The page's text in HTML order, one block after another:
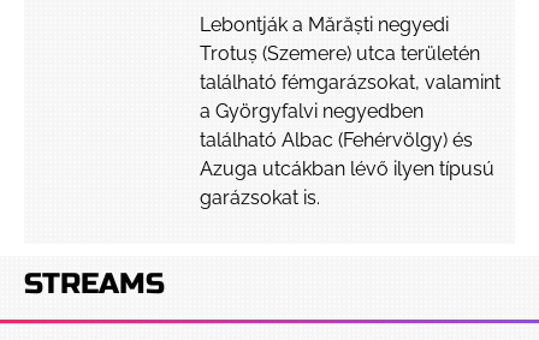
Lebontják a Mărăști negyedi
Trotuş (Szemere) utca területén
található fémgarázsokat, valamint
a Györgyfalvi negyedben
található Albac (Fehérvölgy) és
Azuga utcákban lévő ilyen típusú
garázsokat is.
STREAMS